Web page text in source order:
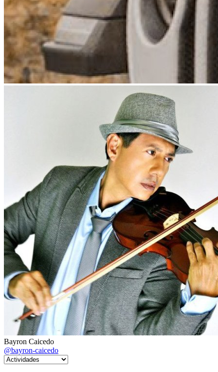
Bayron Caicedo
@bayron-caicedo